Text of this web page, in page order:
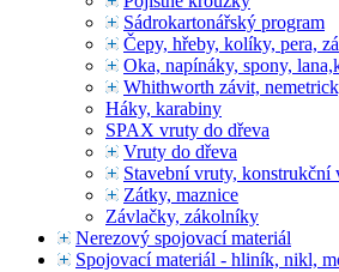
Sádrokartonářský program
Čepy, hřeby, kolíky, pera,
Oka, napínáky, spony,
Whithworth závit,
Háky, karabiny
SPAX vruty do dřeva
Vruty do dřeva
Stavební vruty, konstrukční
Zátky, maznice
Závlačky, zákolníky
Nerezový spojovací materiál
Spojovací materiál - hliník, nikl,